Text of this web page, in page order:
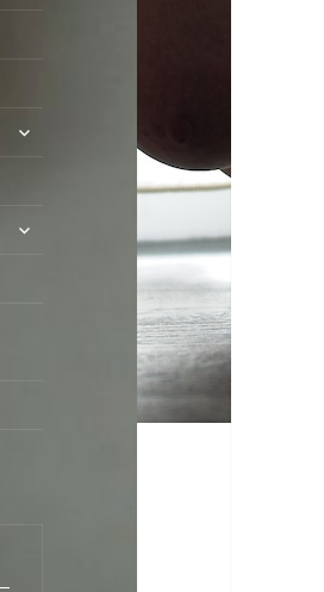
untermenü
untermenü